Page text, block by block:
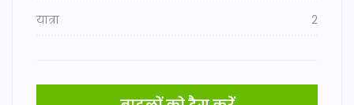
यात्रा 2